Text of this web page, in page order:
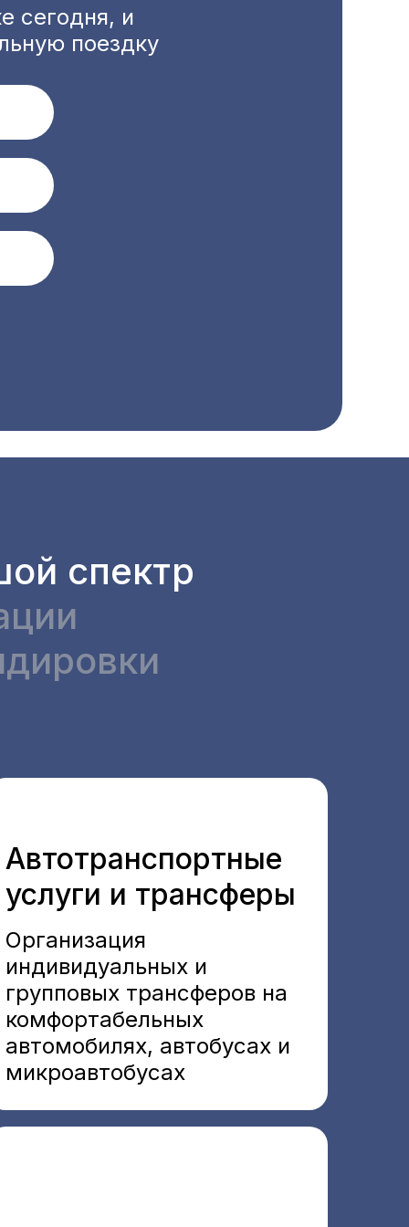
сегодня, и
поездку
спектр
Автотранспортные
услуги и трансферы
Организация
индивидуальных и
групповых трансферов на
комфортабельных
автомобилях, автобусах и
микроавтобусах